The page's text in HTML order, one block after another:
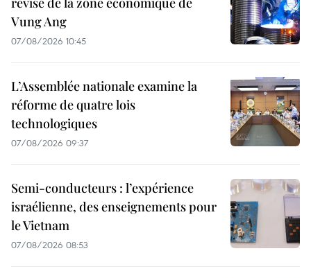
Vung Ang
07/08/2026 10:45
L’Assemblée nationale examine la
réforme de quatre lois
technologiques
07/08/2026 09:37
Semi-conducteurs : l’expérience
israélienne, des enseignements pour
le Vietnam
07/08/2026 08:53